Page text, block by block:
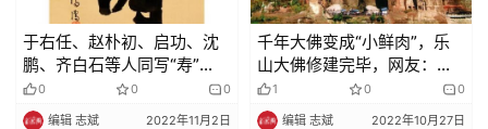
于右任、赵朴初、启功、沈
鹏、齐白石等人同写“寿”
字，谁更出色
0 0 0
编辑 志斌 2022年11月2日
千年大佛变成“小鲜肉”，乐
山大佛修建完毕，网友：开
了美颜一样
1 0 0
编辑 志斌 2022年10月27日